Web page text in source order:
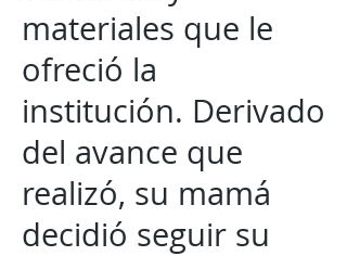
materiales que le
ofreció la
institución. Derivado
del avance que
realizó, su mamá
decidió seguir su